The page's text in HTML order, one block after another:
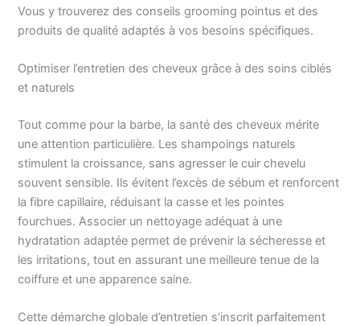
Vous y trouverez des conseils grooming pointus et des
produits de qualité adaptés à vos besoins spécifiques.
Optimiser l’entretien des cheveux grâce à des soins ciblés
et naturels
Tout comme pour la barbe, la santé des cheveux mérite
une attention particulière. Les shampoings naturels
stimulent la croissance, sans agresser le cuir chevelu
souvent sensible. Ils évitent l’excès de sébum et renforcent
la fibre capillaire, réduisant la casse et les pointes
fourchues. Associer un nettoyage adéquat à une
hydratation adaptée permet de prévenir la sécheresse et
les irritations, tout en assurant une meilleure tenue de la
coiffure et une apparence saine.
Cette démarche globale d’entretien s’inscrit parfaitement